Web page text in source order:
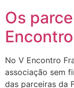
Os
No V Encontro
associação sem
das parceiras da